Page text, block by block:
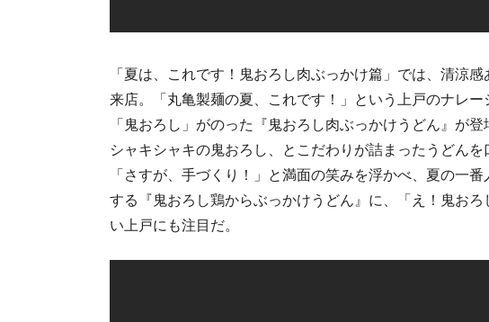
「夏は、これです！鬼おろし肉ぶっかけ篇」では、清涼
来店。「丸亀製麺の夏、これです！」という上戸のナレ
「鬼おろし」がのった『鬼おろし肉ぶっかけうどん』が
シャキシャキの鬼おろし、とこだわりが詰まったうどん
「さすが、手づくり！」と満面の笑みを浮かべ、夏の一
する『鬼おろし鶏からぶっかけうどん』に、「え！鬼お
い上戸にも注目だ。